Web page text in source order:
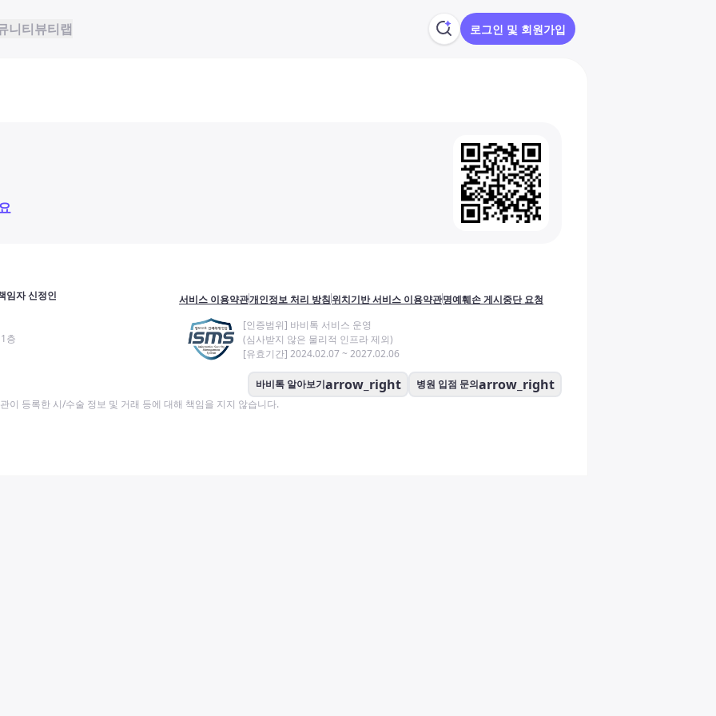
니티뷰티랩 로그인 및 회원가입
임자 신정인
층
서비스 이용약관개인정보 처리 방침위치기반 서비스 이용약관명예훼손 게시중단 요청
[인증범위] 바비톡 서비스 운영
(심사받지 않은 물리적 인프라 제외)
[유효기간] 2024.02.07 ~ 2027.02.06
바비톡 알아보기arrow_right 병원 입점 문의arrow_right
이 등록한 시/수술 정보 및 거래 등에 대해 책임을 지지 않습니다.